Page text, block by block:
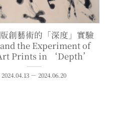
創藝術的「深度」實驗
the Experiment of
Prints in ‘Depth’
2024.04.13 － 2024.06.20